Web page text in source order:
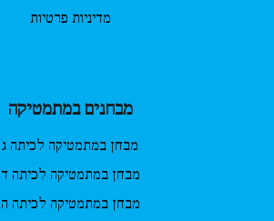
מדיניות פרטיות
מבחנים במתמטיקה
מבחן במתמטיקה לכיתה ג
מבחן במתמטיקה לכיתה ד
מבחן במתמטיקה לכיתה ה